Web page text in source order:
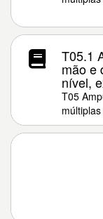
T05.1
mão e
nível,
T05